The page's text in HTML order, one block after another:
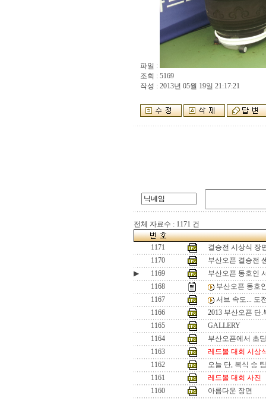
파일 :
조회 : 5169
작성 : 2013년 05월 19일 21:17:21
전체 자료수 : 1171 건
1171
결승전 시상식 장
1170
부산오픈 결승전
▶
1169
부산오픈 동호인
1168
부산오픈 동호
1167
서브 속도... 도
1166
2013 부산오픈 단
1165
GALLERY
1164
부산오픈에서 초
1163
레드볼 대회 시상
1162
오늘 단, 복식 승 팀
1161
레드볼 대회 사진
1160
아름다운 장면